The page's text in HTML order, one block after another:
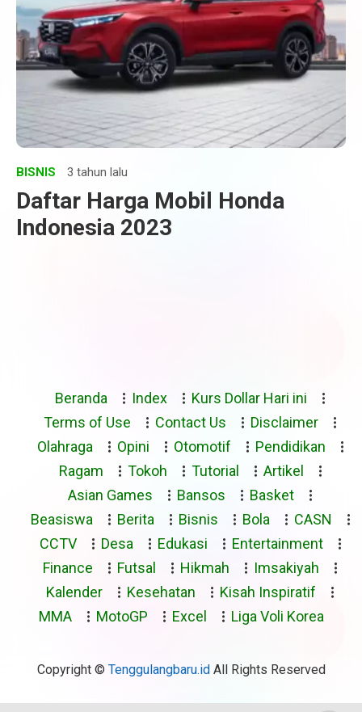
BISNIS 3 tahun lalu
Daftar Harga Mobil Honda
Indonesia 2023
Beranda Index
Kurs Dollar Hari ini
Terms of Use
Contact Us
Disclaimer
Olahraga
Opini Otomotif
Pendidikan
Ragam
Tokoh Tutorial
Artikel
Asian Games
Bansos
Basket
Beasiswa
Berita Bisnis Bola
CASN
CCTV
Desa Edukasi
Entertainment
Finance
Futsal Hikmah
Imsakiyah
Kalender
Kesehatan
Kisah Inspiratif
MMA
MotoGP Excel Liga Voli Korea
Copyright © Tenggulangbaru.idAll Rights Reserved